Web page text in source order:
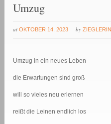
Umzug
at OKTOBER 14, 2023 by ZIEGLERIN
Umzug in ein neues Leben
die Erwartungen sind groß
will so vieles neu erlernen
reißt die Leinen endlich los